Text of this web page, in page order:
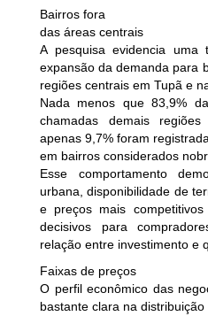
Bairros fora
das áreas centrais
A pesquisa evidencia uma
expansão da demanda para
regiões centrais em Tupã e
Nada menos que 83,9%
chamadas demais
apenas 9,7% foram
em bairros considerados
Esse comportamento
urbana, disponibilidade de
e preços mais
decisivos para
relação entre investimento e
Faixas de preços
O perfil econômico das
bastante clara na